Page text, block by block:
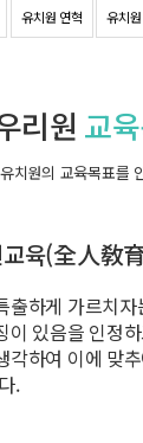
유치원 연혁 유치
리원 교
치원의 교육목표를
육(全人敎
출하게 가르치
이 있음을 인정
각하여 이에 맞
.